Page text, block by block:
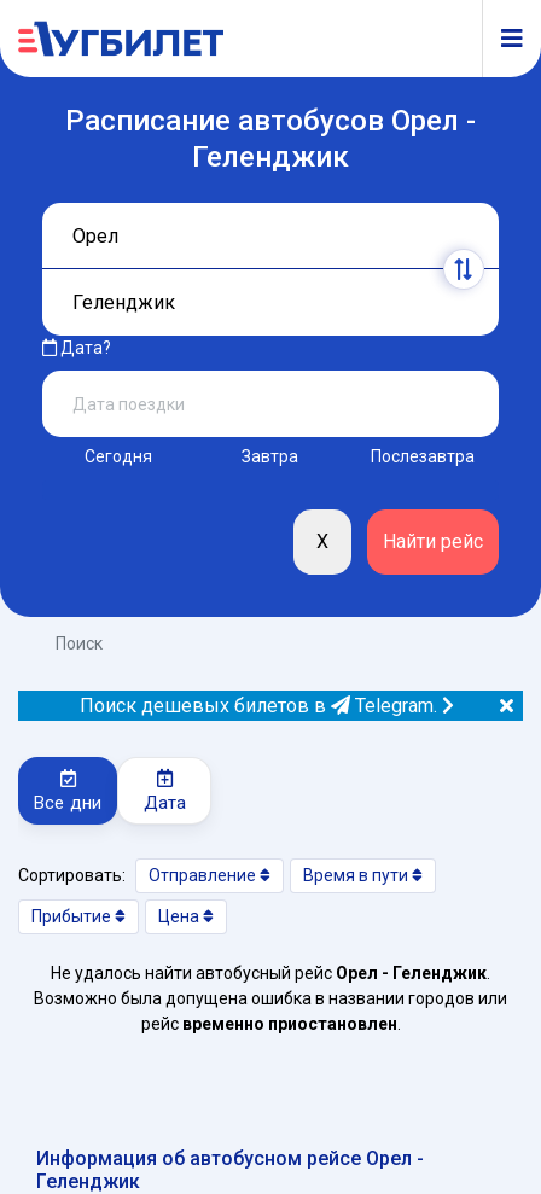
Расписание автобусов Орел -
Геленджик
Дата?
Сегодня Завтра Послезавтра
Поиск
Поиск дешевых билетов в Telegram.
Все дни Дата
Сортировать: Отправление Время в пути
Прибытие Цена
Не удалось найти автобусный рейс Орел - Геленджик
Возможно была допущена ошибка в названии городов или
рейс временно приостановлен
Информация об автобусном рейсе Орел -
Геленджик